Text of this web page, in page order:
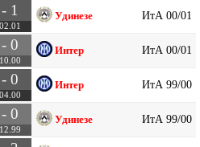
1 Удинезе ИтА 00/01
0 Интер ИтА 00/01
0 Интер ИтА 99/00
0 Удинезе ИтА 99/00